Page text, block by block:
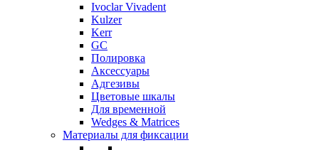
Ivoclar Vivadent
Kulzer
Kerr
GC
Полировка
Аксессуары
Адгезивы
Цветовые шкалы
Для временной
Wedges & Matrices
Материалы для фиксации